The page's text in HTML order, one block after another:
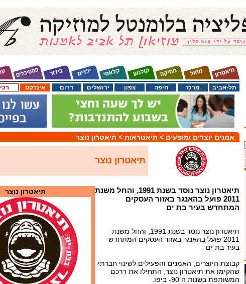
אינדקס דרום ירושלים צפון חיפה מרכז תל-אביב
אמנים יוצרים ומופעים > תיאטראות > תיאטרון נוצר
תיאטרון נוצר
תיאטרון נוצר
תיאטרון נוצר נוסד בשנת 1991, והחל משנת
2011 פועל בהאנגר באזור העסקים
המתחדש בעיר בת ים
תיאטרון נוצר נוסד בשנת 1991, והחל משנת
2011 פועל בהאנגר באזור העסקים המתחדש
בעיר בת ים
קבוצת היוצרים, האמנים והפעילים לשינוי חברתי
שהקימו את תיאטרון נוצר, התחילו את דרכם
המשותפת בשנות ה 90- ביפו.